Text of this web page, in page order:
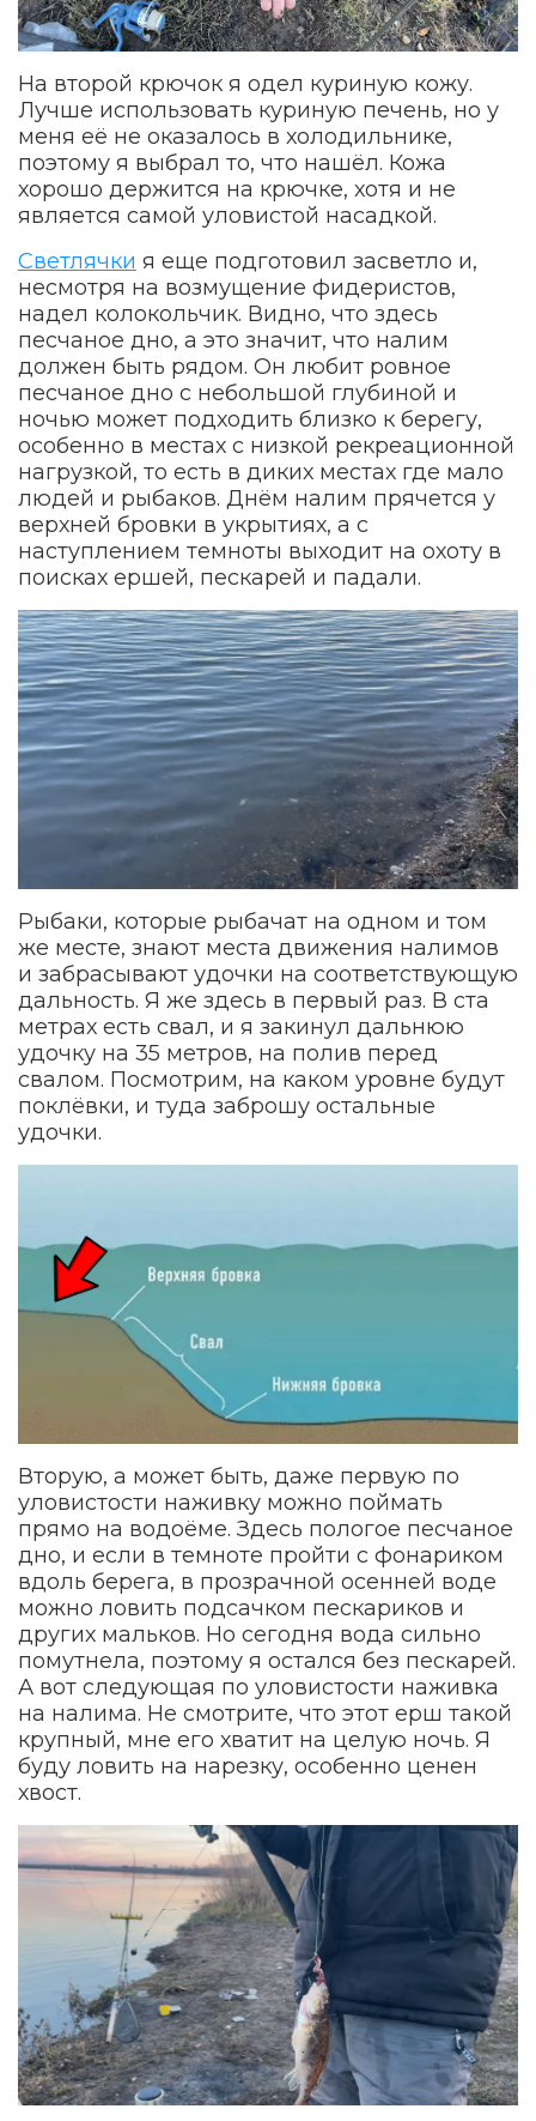
На второй крючок я одел куриную кожу.
Лучше использовать куриную печень, но у
меня её не оказалось в холодильнике,
поэтому я выбрал то, что нашёл. Кожа
хорошо держится на крючке, хотя и не
является самой уловистой насадкой.
Светлячки я еще подготовил засветло и,
несмотря на возмущение фидеристов,
надел колокольчик. Видно, что здесь
песчаное дно, а это значит, что налим
должен быть рядом. Он любит ровное
песчаное дно с небольшой глубиной и
ночью может подходить близко к берегу,
особенно в местах с низкой рекреационной
нагрузкой, то есть в диких местах где мало
людей и рыбаков. Днём налим прячется у
верхней бровки в укрытиях, а с
наступлением темноты выходит на охоту в
поисках ершей, пескарей и падали.
Рыбаки, которые рыбачат на одном и том
же месте, знают места движения налимов
и забрасывают удочки на соответствующую
дальность. Я же здесь в первый раз. В ста
метрах есть свал, и я закинул дальнюю
удочку на 35 метров, на полив перед
свалом. Посмотрим, на каком уровне будут
поклёвки, и туда заброшу остальные
удочки.
Вторую, а может быть, даже первую по
уловистости наживку можно поймать
прямо на водоёме. Здесь пологое песчаное
дно, и если в темноте пройти с фонариком
вдоль берега, в прозрачной осенней воде
можно ловить подсачком пескариков и
других мальков. Но сегодня вода сильно
помутнела, поэтому я остался без пескарей.
А вот следующая по уловистости наживка
на налима. Не смотрите, что этот ерш такой
крупный, мне его хватит на целую ночь. Я
буду ловить на нарезку, особенно ценен
хвост.